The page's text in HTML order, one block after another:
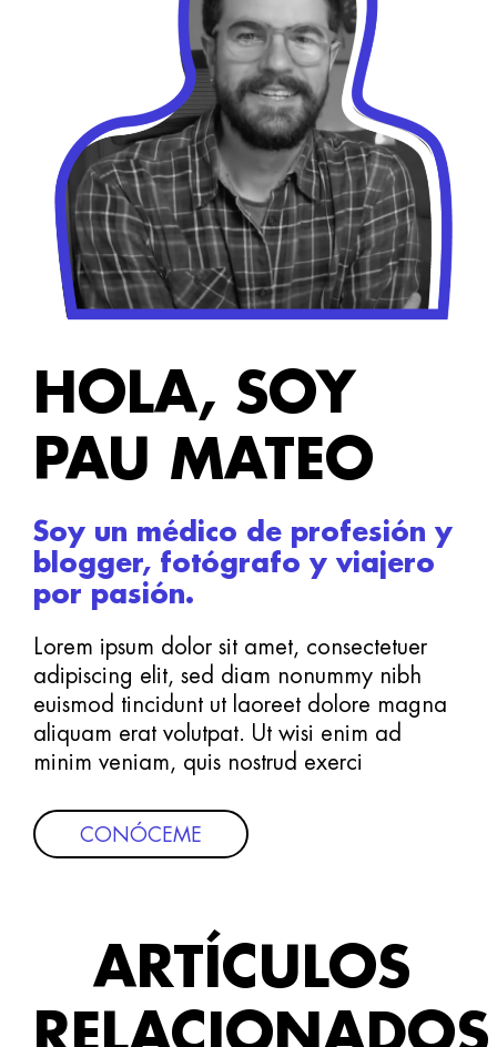
HOLA, SOY
PAU MATEO
Soy un médico de profesión y
blogger, fotógrafo y viajero
por pasión.
Lorem ipsum dolor sit amet, consectetuer
adipiscing elit, sed diam nonummy nibh
euismod tincidunt ut laoreet dolore magna
aliquam erat volutpat. Ut wisi enim ad
minim veniam, quis nostrud exerci
CONÓCEME
ARTÍCULOS
RELACIONADOS